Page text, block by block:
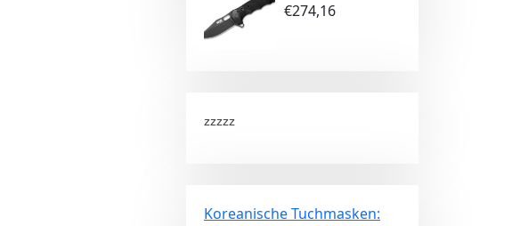
€274,16
zzzzz
Koreanische Tuchmasken: